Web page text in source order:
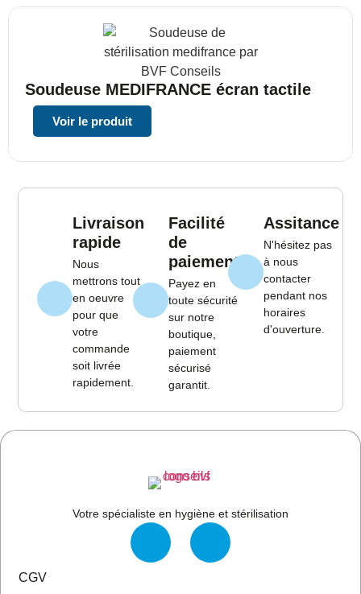
Soudeuse MEDIFRANCE écran tactile
Voir le produit
Livraison
rapide
Nous
mettrons tout
en oeuvre
pour que
votre
commande
soit livrée
rapidement.
Facilité
de
paiement
Payez en
toute sécurité
sur notre
boutique,
paiement
sécurisé
garantit.
Assitance
N'hésitez pas
à nous
contacter
pendant nos
horaires
d'ouverture.
Votre spécialiste en hygiène et stérilisation
CGV